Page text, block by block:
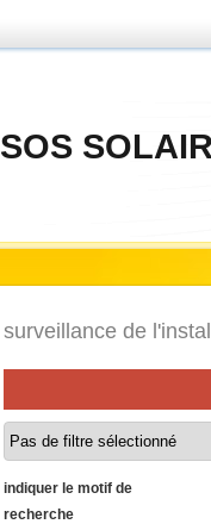
SOS
surveillance de
indiquer le motif de
recherche